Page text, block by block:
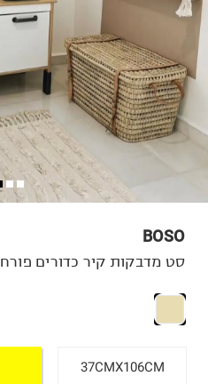
BOSO
סט מדבקות קיר כדורים
37CMX106CM